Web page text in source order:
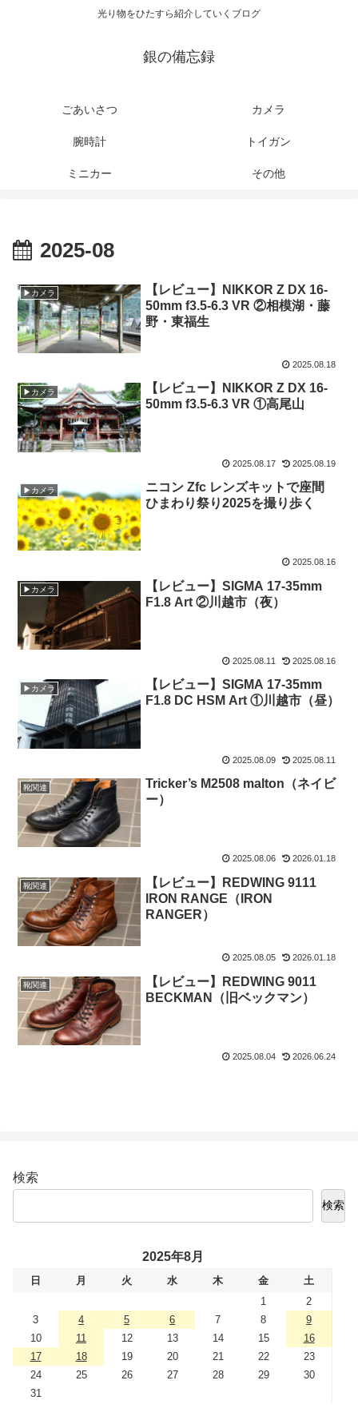
光り物をひたすら紹介していくブログ
銀の備忘録
ごあいさつ カメラ
腕時計 トイガン
ミニカー その他
2025-08
▶カメラ
【レビュー】NIKKOR Z DX 16-
50mm f3.5-6.3 VR ②相模湖・藤
野・東福生
2025.08.18
▶カメラ
【レビュー】NIKKOR Z DX 16-
50mm f3.5-6.3 VR ①高尾山
2025.08.17 2025.08.19
▶カメラ
ニコン Zfc レンズキットで座間
ひまわり祭り2025を撮り歩く
2025.08.16
▶カメラ
【レビュー】SIGMA 17-35mm
F1.8 Art ②川越市（夜）
2025.08.11 2025.08.16
▶カメラ
【レビュー】SIGMA 17-35mm
F1.8 DC HSM Art ①川越市（昼）
2025.08.09 2025.08.11
靴関連
Tricker’s M2508 malton（ネイビ
ー）
2025.08.06 2026.01.18
靴関連
【レビュー】REDWING 9111
IRON RANGE（IRON
RANGER）
2025.08.05 2026.01.18
靴関連
【レビュー】REDWING 9011
BECKMAN（旧ベックマン）
2025.08.04 2026.06.24
検索
検索
2025年8月
日 月 火 水 木 金
土
1
2
3
4 5 6 7 8
9
10
11 12 13 14 15
16
17
18 19 20 21 22
23
24
25 26 27 28 29
30
31